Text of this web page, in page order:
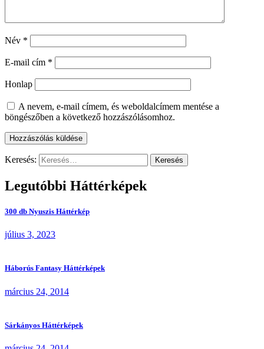
Név *
E-mail cím *
Honlap
A nevem, e-mail címem, és weboldalcímem mentése a
böngészőben a következő hozzászólásomhoz.
Keresés:
Legutóbbi Háttérképek
300 db Nyuszis Háttérkép
július 3, 2023
Háborús Fantasy Háttérképek
március 24, 2014
Sárkányos Háttérképek